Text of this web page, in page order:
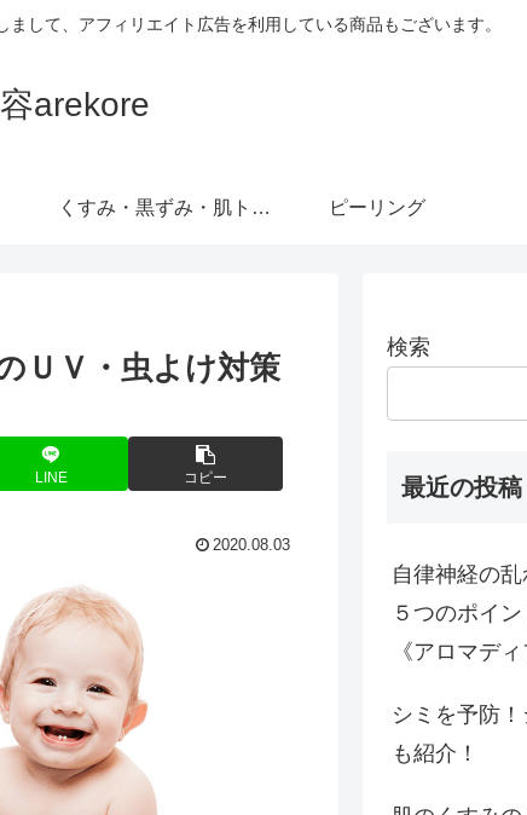
して、アフィリエイト広告を利用している商品もございます。
arekore
くすみ・黒ずみ・肌トラブル ピーリング
ＵＶ・虫よけ対策
LINE コピー
2020.08.03
検索
最近の投稿
自律神経の
５つのポイ
《アロマデ
シミを予防
も紹介！